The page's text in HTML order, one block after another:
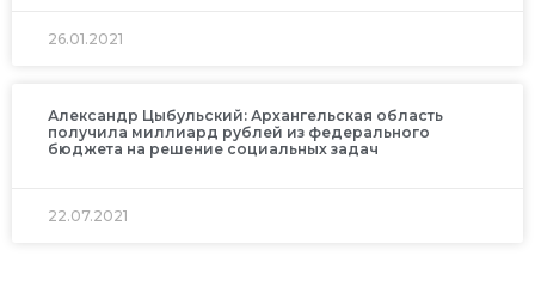
26.01.2021
Александр Цыбульский: Архангельская область
получила миллиард рублей из федерального
бюджета на решение социальных задач
22.07.2021